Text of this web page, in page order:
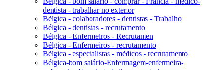
dentista - trabalhar no exterior
Bélgica - colaboradores - dentistas - Trabalho
Bélgica - dentistas - recrutamento
Bélgica - Enfermeiros - Recrutamen
Bélgica - Enfermeiros - recrutamento
Bélgica - especialistas - médicos - recrutamento
Bélgica-bom salário-Enfermagem-enfermeira-